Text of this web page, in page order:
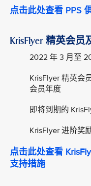
点击此处查看 PPS
KrisFlyer 精英会员
2022 年 3 月至
KrisFlyer 精英会
会员年度
即将到期的
KrisFlyer 进阶奖
点击此处查看
支持措施